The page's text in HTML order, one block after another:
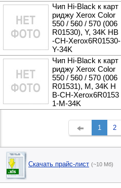
Чип Hi-Black к карт
риджу Xerox Color
550 / 560 / 570 (006
R01530), Y, 34K HB
-CH-Xerox6R01530-
Y-34K
Чип Hi-Black к карт
риджу Xerox Color
550 / 560 / 570 (006
R01531), M, 34K H
B-CH-Xerox6R0153
1-M-34K
1 2
Скачать прайс-лист (~10 Мб)